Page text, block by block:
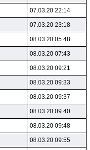
07.03.20 22:14
07.03.20 23:18
08.03.20 05:48
08.03.20 07:43
08.03.20 09:21
08.03.20 09:33
08.03.20 09:37
08.03.20 09:40
08.03.20 09:48
08.03.20 09:55